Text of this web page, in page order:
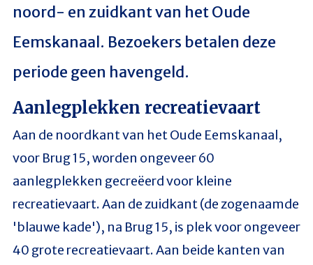
noord- en zuidkant van het Oude
Eemskanaal. Bezoekers betalen deze
periode geen havengeld.
Aanlegplekken recreatievaart
Aan de noordkant van het Oude Eemskanaal,
voor Brug 15, worden ongeveer 60
aanlegplekken gecreëerd voor kleine
recreatievaart. Aan de zuidkant (de zogenaamde
'blauwe kade'), na Brug 15, is plek voor ongeveer
40 grote recreatievaart. Aan beide kanten van